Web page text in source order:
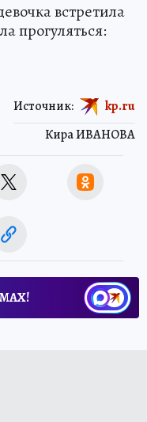
встретила
прогуляться:
Кира ИВАНОВА
Источник: kp.ru